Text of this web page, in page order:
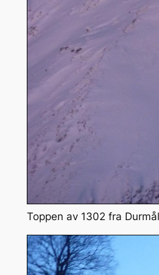
Toppen av 1302 fra